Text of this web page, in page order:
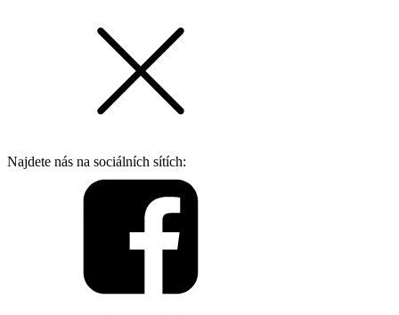
Najdete nás na sociálních sítích: